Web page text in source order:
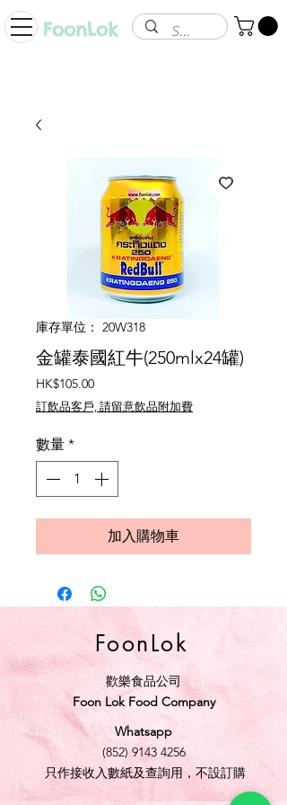
FoonLok
庫存單位： 20W318
金罐泰國紅牛(250mlx24罐)
HK$105.00價
格
訂飲品客戶, 請留意飲品附加費
數量 *
加入購物車
FoonLok
歡樂食品公司
Foon Lok Food Company
Whatsapp
(852) 9143 4256
只作接收入數紙及查詢用，不設訂購